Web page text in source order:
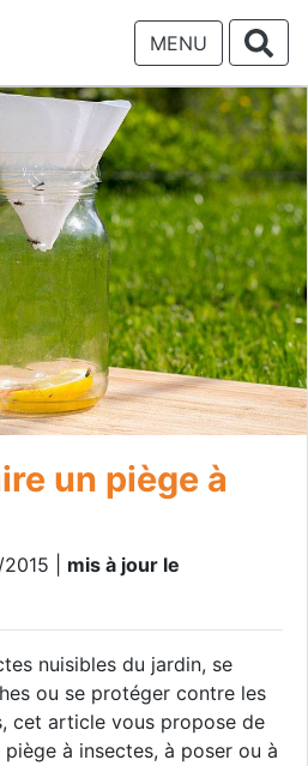
MENU
un piège à
| mis à jour le
nuisibles du jardin, se
ou se protéger contre les
cet article vous propose de
à insectes, à poser ou à